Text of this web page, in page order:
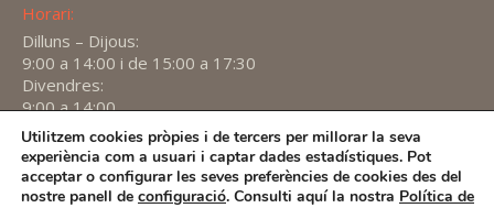
Horari:
Dilluns – Dijous:
9:00 a 14:00 i de 15:00 a 17:30
Divendres:
9:00 a 14:00
Find us on:
X
page
YouTube
page
Linkedin
page
Utilitzem cookies pròpies i de tercers per millorar la seva
experiència com a usuari i captar dades estadístiques. Pot
acceptar o configurar les seves preferències de cookies des del
nostre panell de configuració. Consulti aquí la nostra Política de